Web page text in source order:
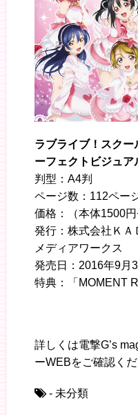
ラブライブ！スク
ーフェクトビジュア
判型：A4判
ページ数：112ペー
価格：（本体1500円
発行：株式会社Ｋ
メディアワークス
発売日：2016年9月
特典：「MOMENT
詳しくは電撃G’s
ーWEBをご確認くだ
- 未分類